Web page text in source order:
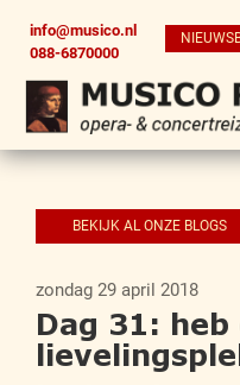
info@musico.nl
088-6870000
BEKIJK AL ONZE BLOGS
zondag 29 april 2018
Dag 31: heb